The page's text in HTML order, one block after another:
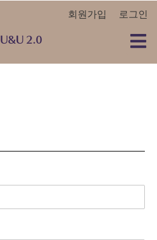
회원가입 로그인
U&U 2.0